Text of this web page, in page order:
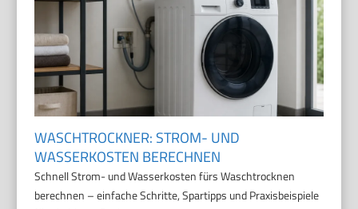
WASCHTROCKNER: STROM- UND
WASSERKOSTEN BERECHNEN
Schnell Strom- und Wasserkosten fürs Waschtrocknen
berechnen – einfache Schritte, Spartipps und Praxisbeispiele